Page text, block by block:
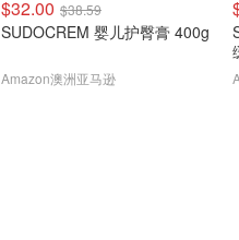
$32.00 $38.59
SUDOCREM 婴儿护臀膏 400g
Amazon澳洲亚马逊